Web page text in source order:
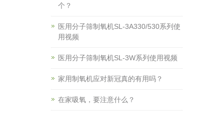
个？
医用分子筛制氧机SL-3A330/530系列使
用视频
医用分子筛制氧机SL-3W系列使用视频
家用制氧机应对新冠真的有用吗？
在家吸氧，要注意什么？